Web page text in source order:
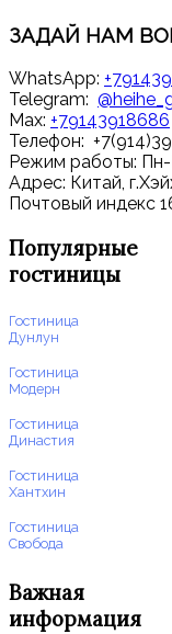
ЗАДАЙ НАМ
WhatsApp:
Telegram:
Max: +79143918686
Телефон:
Режим работы: Пн-
Адрес: Китай,
Почтовый индекс
Популярные
гостиницы
Гостиница
Дунлун
Гостиница
Модерн
Гостиница
Династия
Гостиница
Хантхин
Гостиница
Свобода
Важная
информация